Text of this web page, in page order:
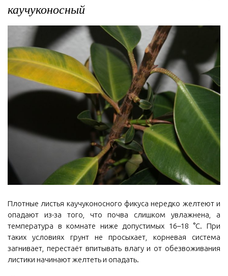
каучуконосный
Плотные листья каучуконосного фикуса нередко желтеют и
опадают из-за того, что почва слишком увлажнена, а
температура в комнате ниже допустимых 16–18 °C. При
таких условиях грунт не просыхает, корневая система
загнивает, перестаёт впитывать влагу и от обезвоживания
листики начинают желтеть и опадать.